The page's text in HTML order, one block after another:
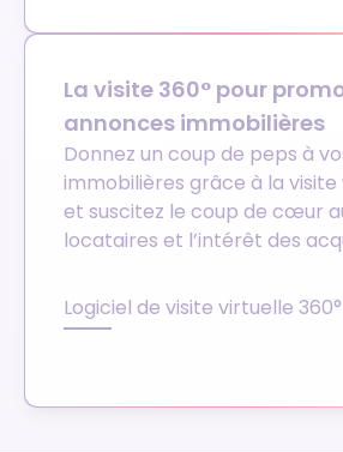
La visite 360° pour
annonces immobilières
Donnez un coup de peps à
immobilières grâce à la visite
et suscitez le coup de cœur
locataires et l’intérêt des
Logiciel de visite virtuelle 360°